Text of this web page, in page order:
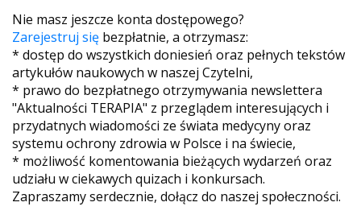
Nie masz jeszcze konta dostępowego?
Zarejestruj się bezpłatnie, a otrzymasz:
* dostęp do wszystkich doniesień oraz pełnych tekstów
artykułów naukowych w naszej Czytelni,
* prawo do bezpłatnego otrzymywania newslettera
"Aktualności TERAPIA" z przeglądem interesujących i
przydatnych wiadomości ze świata medycyny oraz
systemu ochrony zdrowia w Polsce i na świecie,
* możliwość komentowania bieżących wydarzeń oraz
udziału w ciekawych quizach i konkursach.
Zapraszamy serdecznie, dołącz do naszej społeczności.